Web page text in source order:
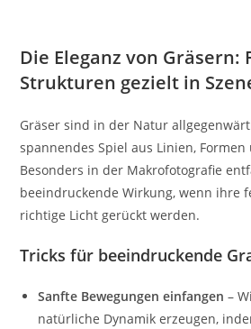
Die Eleganz von Gräsern:
Strukturen gezielt in
Gräser sind in der Natur
spannendes Spiel aus Linien,
Besonders in der Makrofotografie
beeindruckende Wirkung, wenn ihre
richtige Licht gerückt werden.
Tricks für beeindruckende
Sanfte Bewegungen einfangen –
natürliche Dynamik erzeugen,